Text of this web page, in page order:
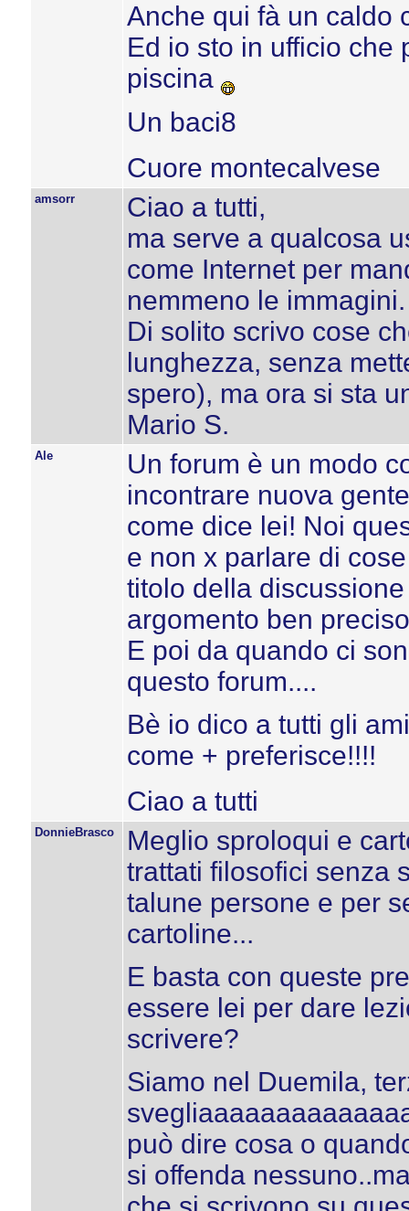
Anche qui fà un caldo
Ed io sto in ufficio che
piscina
Un baci8
Cuore montecalvese
amsorr
Ciao a tutti,
ma serve a qualcosa
come Internet per
nemmeno le immagini.
Di solito scrivo cose
lunghezza, senza
spero), ma ora si sta
Mario S.
Ale
Un forum è un modo
incontrare nuova
come dice lei! Noi
e non x parlare di
titolo della
argomento ben
E poi da quando ci
questo forum....
Bè io dico a tutti gli
come + preferisce!!!!
Ciao a tutti
DonnieBrasco
Meglio sproloqui e
trattati filosofici senza
talune persone e per
cartoline...
E basta con queste
essere lei per dare
scrivere?
Siamo nel Duemila,
può dire cosa o
si offenda